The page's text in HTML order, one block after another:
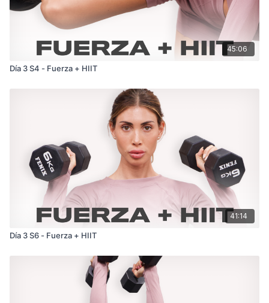
45:06
Día 3 S4 - Fuerza + HIIT
41:14
Día 3 S6 - Fuerza + HIIT